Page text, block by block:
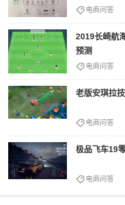
电商问答
2019长崎航
预测
电商问答
老版安琪拉
电商问答
极品飞车19
电商问答